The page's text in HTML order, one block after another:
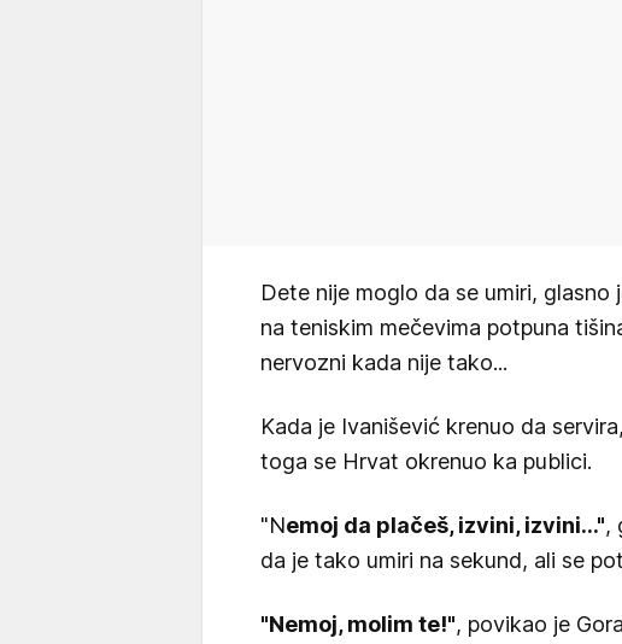
Dete nije moglo da se umiri, glasno
na teniskim mečevima potpuna
nervozni kada nije tako...
Kada je Ivanišević krenuo da
toga se Hrvat okrenuo ka publici.
"Nemoj da plačeš, izvini, izvini...",
da je tako umiri na sekund, ali se
"Nemoj, molim te!", povikao je